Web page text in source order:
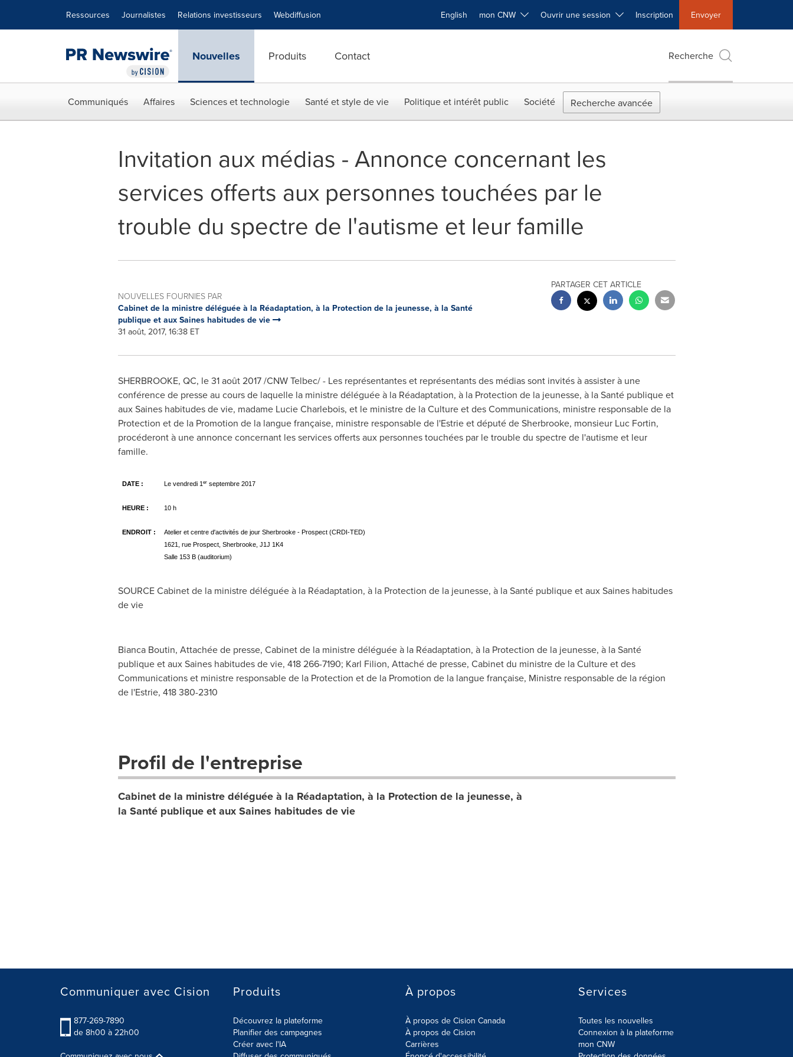
Ressources Journalistes Relations investisseurs Webdiffusion English mon CNW Ouvrir une session Inscription Envoyer
Nouvelles Produits Contact Recherche
Communiqués Affaires Sciences et technologie Santé et style de vie Politique et intérêt public Société Recherche avancée
Invitation aux médias - Annonce concernant les
services offerts aux personnes touchées par le
trouble du spectre de l'autisme et leur famille
NOUVELLES FOURNIES PAR
Cabinet de la ministre déléguée à la Réadaptation, à la Protection de la jeunesse, à la Santé
publique et aux Saines habitudes de vie
31 août, 2017, 16:38 ET
PARTAGER CET ARTICLE
SHERBROOKE, QC, le 31 août 2017 /CNW Telbec/ - Les représentantes et représentants des médias sont invités à assister à une
conférence de presse au cours de laquelle la ministre déléguée à la Réadaptation, à la Protection de la jeunesse, à la Santé publique et
aux Saines habitudes de vie, madame Lucie Charlebois, et le ministre de la Culture et des Communications, ministre responsable de la
Protection et de la Promotion de la langue française, ministre responsable de l'Estrie et député deSherbrooke, monsieur Luc Fortin,
procéderont à une annonce concernant les services offerts aux personnes touchées par le trouble du spectre de l'autisme et leur
famille.
DATE : Le vendredi 1 erseptembre 2017
HEURE : 10 h
ENDROIT :
Atelier et centre d'activités de jour Sherbrooke - Prospect (CRDI-TED)
1621, rue Prospect, Sherbrooke, J1J 1K4
Salle 153 B (auditorium)
SOURCE Cabinet de la ministre déléguée à la Réadaptation, à la Protection de la jeunesse, à la Santé publique et aux Saines habitudes
de vie
Bianca Boutin, Attachée de presse, Cabinet de la ministre déléguée à la Réadaptation, à la Protection de la jeunesse, à la Santé
publique et aux Saines habitudes de vie, 418 266-7190; Karl Filion, Attaché de presse, Cabinet du ministre de la Culture et des
Communications et ministre responsable de la Protection et de la Promotion de la langue française, Ministre responsable de la région
de l'Estrie, 418 380-2310
Profil de l'entreprise
Cabinet de la ministre déléguée à la Réadaptation, à la Protection de la jeunesse, à
la Santé publique et aux Saines habitudes de vie
Communiquer avec Cision
877-269-7890
de 8h00 à 22h00
Produits
Découvrez la plateforme
Planifier des campagnes
Créer avec l'IA
À propos
À propos de Cision Canada
À propos de Cision
Carrières
Services
Toutes les nouvelles
Connexion à la plateforme
mon CNW